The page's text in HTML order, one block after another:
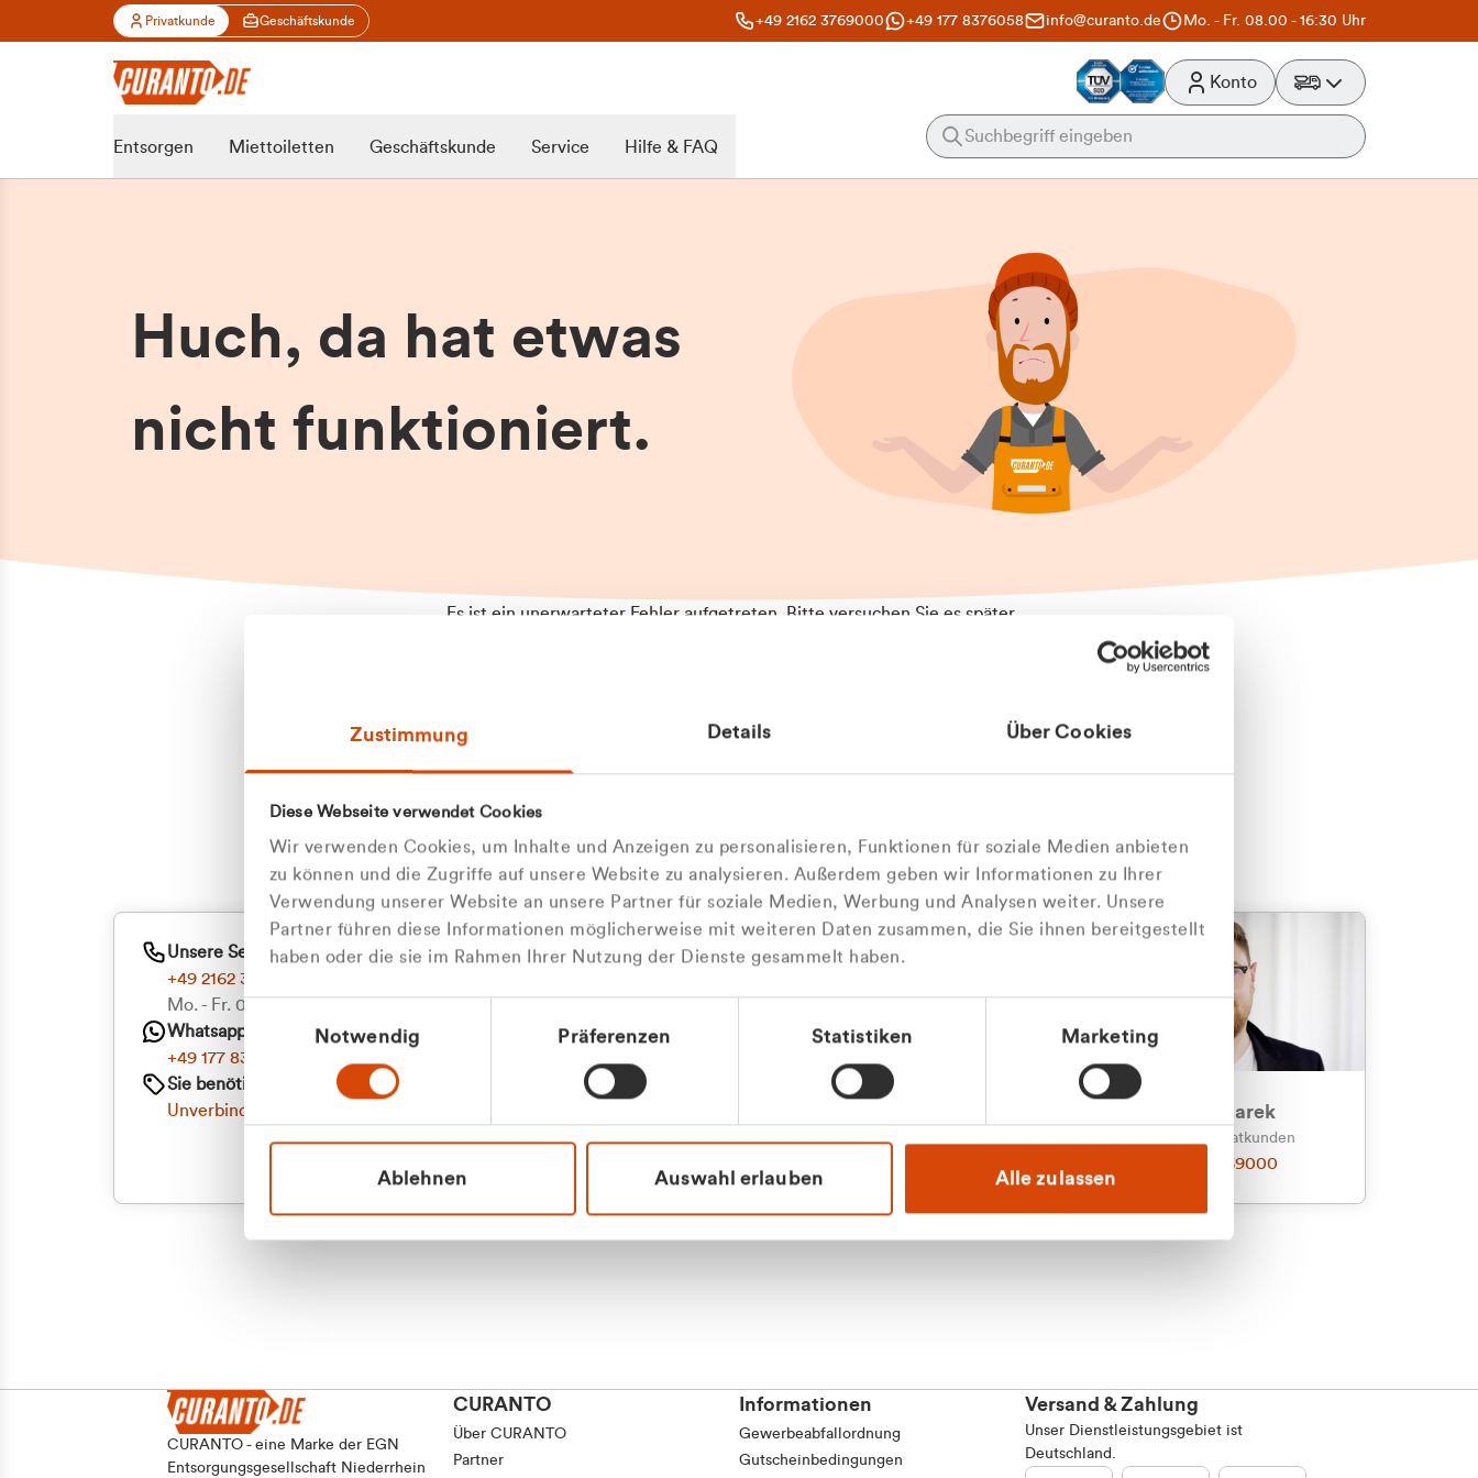
Zustimmung Details Über Cookies
Diese Webseite verwendet Cookies
Wir verwenden Cookies, um Inhalte und Anzeigen zu personalisieren, Funktionen für soziale Medien anbieten
zu können und die Zugriffe auf unsere Website zu analysieren. Außerdem geben wir Informationen zu Ihrer
Verwendung unserer Website an unsere Partner für soziale Medien, Werbung und Analysen weiter. Unsere
Partner führen diese Informationen möglicherweise mit weiteren Daten zusammen, die Sie ihnen bereitgestellt
haben oder die sie im Rahmen Ihrer Nutzung der Dienste gesammelt haben.
Einwilligungsauswahl
Notwendig Präferenzen Statistiken Marketing
Ablehnen Auswahl erlauben Alle zulassen
Privatkunde Geschäftskunde +49 2162 3769000 +49 177 8376058 info@curanto.de Mo. - Fr. 08.00 - 16:30 Uhr
Konto
Entsorgen Miettoiletten Geschäftskunde Service Hilfe & FAQ
Huch, da hat etwas
nicht funktioniert.
Es ist ein unerwarteter Fehler aufgetreten. Bitte versuchen Sie es später
aufgetretenen Fehler an. Wir entschuldigen uns für eventuelle
Unannehmlichkeiten.
Zum Abfallberater
Oder kontaktieren Sie uns persönlich
Wir sind gerne für Sie da
Unsere Service-Hotline
+49 2162 3769000
Mo. - Fr. 08.00 - 16:30 Uhr
Whatsapp
+49 177 8376058
Sie benötigen ein individuelles Angebot?
Unverbindliche Anfrage stellen
Julian Marek
Vertrieb - Privatkunden
0216 237 69000
CURANTO - eine Marke der EGN
Entsorgungsgesellschaft Niederrhein
CURANTO
Über CURANTO
Partner
Informationen
Gewerbeabfallordnung
Gutscheinbedingungen
Versand & Zahlung
Unser Dienstleistungsgebiet ist
Deutschland.